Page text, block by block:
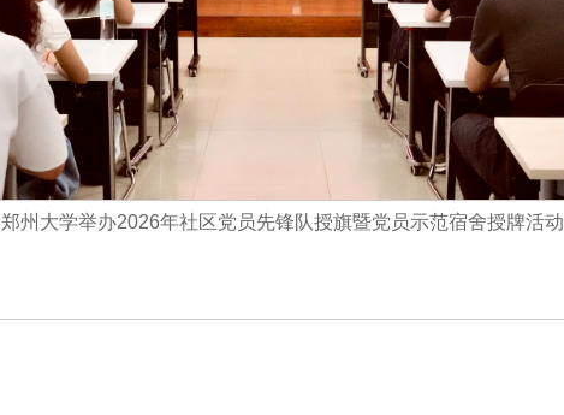
郑州大学举办2026年社区党员先锋队授旗暨党员示范宿舍授牌活动